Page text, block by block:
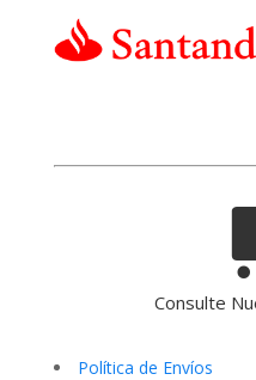
Consulte
Política de Envíos